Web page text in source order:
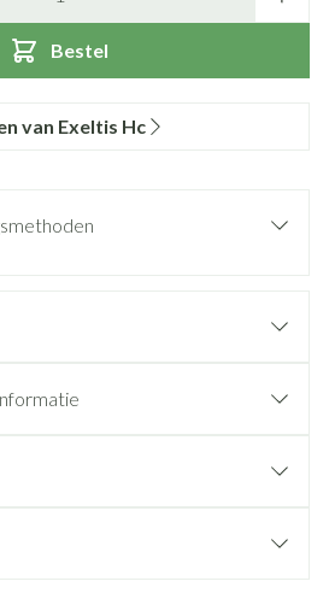
Bestel
van Exeltis Hc